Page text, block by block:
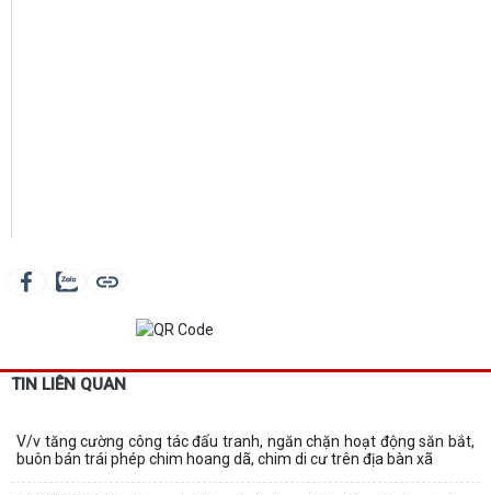
TIN LIÊN QUAN
V/v tăng cường công tác đấu tranh, ngăn chặn hoạt động săn bắt,
buôn bán trái phép chim hoang dã, chim di cư trên địa bàn xã